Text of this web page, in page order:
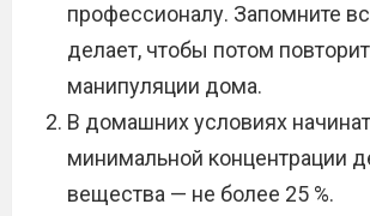
профессионалу. Запомните
делает, чтобы потом
манипуляции дома.
В домашних условиях
минимальной концентрации
вещества — не более 25 %.